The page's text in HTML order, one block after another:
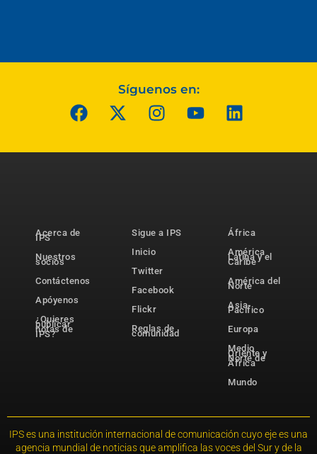
Síguenos en:
Acerca de
IPS
Nuestros
socios
Contáctenos
Apóyenos
¿Quieres
publicar
notas de
IPS?
Sigue a IPS
Inicio
Twitter
Facebook
Flickr
Reglas de
comunidad
África
América
Latina y el
Caribe
América del
Norte
Asia-
Pacífico
Europa
Medio
Oriente y
Norte de
África
Mundo
IPS es una institución internacional de comunicación cuyo eje es una
agencia mundial de noticias que amplifica las voces del Sur y de la